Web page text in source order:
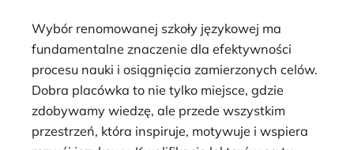
Wybór renomowanej szkoły językowej ma
fundamentalne znaczenie dla efektywności
procesu nauki i osiągnięcia zamierzonych celów.
Dobra placówka to nie tylko miejsce, gdzie
zdobywamy wiedzę, ale przede wszystkim
przestrzeń, która inspiruje, motywuje i wspiera